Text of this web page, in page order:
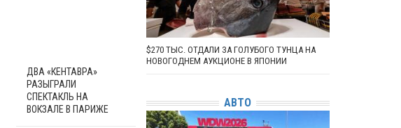
ДВА «КЕНТАВРА»
РАЗЫГРАЛИ
СПЕКТАКЛЬ НА
ВОКЗАЛЕ В ПАРИЖЕ
$270 ТЫС. ОТДАЛИ ЗА ГОЛУБОГО ТУНЦА НА
НОВОГОДНЕМ АУКЦИОНЕ В ЯПОНИИ
АВТО